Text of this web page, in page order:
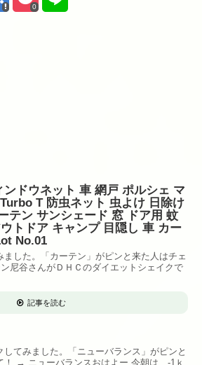
0
ドウネット 車 網戸 ポルシェ マ
T 防虫ネット 虫よけ 日除け
テン サンシェード 窓 ドア用 蚊
トドア キャンプ 目隠し 車 カー
No.01
ました。「カーテン」がピンと来た人はチェ
尼谷さんがＤＨＣのダイエットシェイクで
記事を読む
てみました。「ニューバランス」がピンと
！ → ニューバランスおはよー 今朝は、-1ｋ